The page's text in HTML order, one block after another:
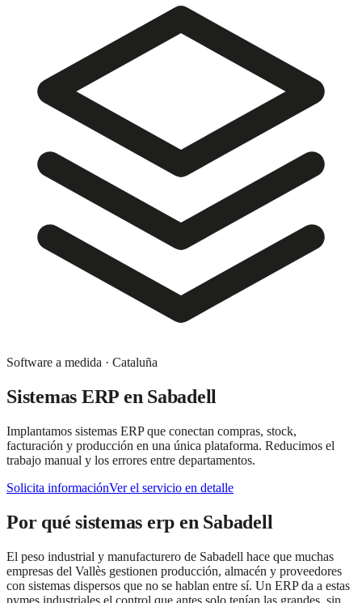
Software a medida · Cataluña
Sistemas ERP en Sabadell
Implantamos sistemas ERP que conectan compras, stock,
facturación y producción en una única plataforma. Reducimos el
trabajo manual y los errores entre departamentos.
Solicita informaciónVer el servicio en detalle
Por quésistemas erp en Sabadell
El peso industrial y manufacturero de Sabadell hace que muchas
empresas del Vallès gestionen producción, almacén y proveedores
con sistemas dispersos que no se hablan entre sí. Un ERP da a estas
pymes industriales el control que antes solo tenían las grandes, sin